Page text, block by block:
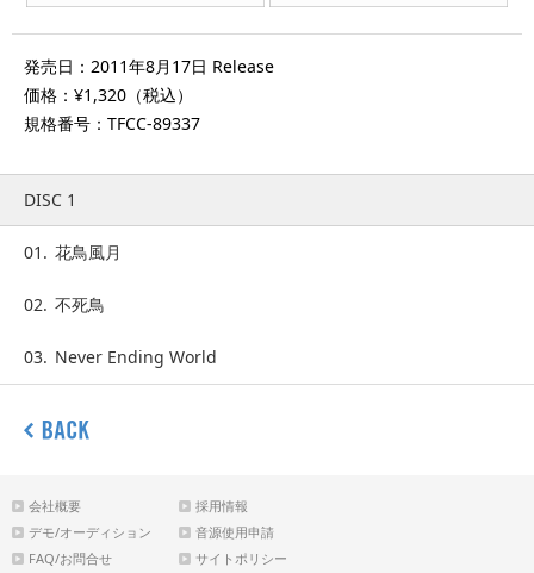
発売日：2011年8月17日 Release
価格：¥1,320（税込）
規格番号：TFCC-89337
DISC 1
01. 花鳥風月
02. 不死鳥
03. Never Ending World
会社概要
採用情報
デモ/オーディション
音源使用申請
FAQ/お問合せ
サイトポリシー